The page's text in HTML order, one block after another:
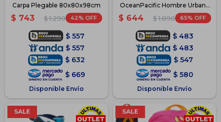
Carpa Plegable 80x80x98cm
$ 743 $ 1.290 42
$ 557
$ 557
$ 632
$ 669
Disponible Envío
OceanPacific Hombre Urbano
Casual - Negro
$ 644 $ 1.890 65
$ 483
$ 483
$ 547
$ 580
Disponible Envío